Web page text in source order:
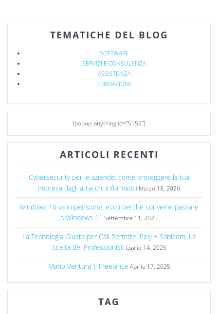
TEMATICHE DEL BLOG
SOFTWARE
SERVIZI E CONSULENZA
ASSISTENZA
FORMAZIONE
[popup_anything id="5152"]
ARTICOLI RECENTI
Cybersecurity per le aziende: come proteggere la tua
impresa dagli attacchi informatici Marzo 18, 2026
Windows 10 va in pensione: ecco perchè conviene passare
a Windows 11 Settembre 11, 2025
La Tecnologia Giusta per Call Perfette: Poly + Sabicom, La
Scelta dei Professionisti Luglio 14, 2025
Mario Ventura | Freelance Aprile 17, 2025
TAG